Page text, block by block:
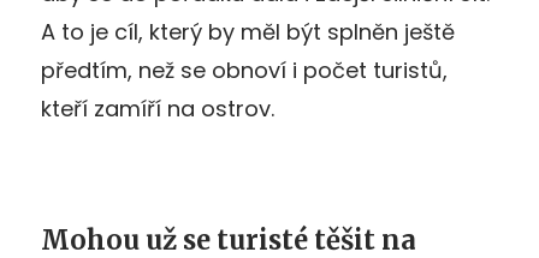
A to je cíl, který by měl být splněn ještě
předtím, než se obnoví i počet turistů,
kteří zamíří na ostrov.
Mohou už se turisté těšit na